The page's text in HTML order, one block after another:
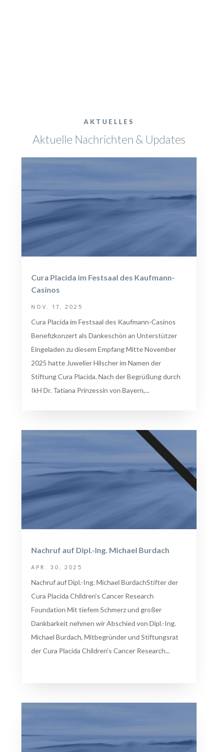
AKTUELLES
Aktuelle Nachrichten & Updates
Cura Placida im Festsaal des Kaufmann-
Casinos
NOV. 17, 2025
Cura Placida im Festsaal des Kaufmann-Casinos
Benefizkonzert als Dankeschön an Unterstützer
Eingeladen zu diesem Empfang Mitte November
2025 hatte Juwelier Hilscher im Namen der
Stiftung Cura Placida. Nach der Begrüßung durch
IkH Dr. Tatiana Prinzessin von Bayern,...
Nachruf auf Dipl.-Ing. Michael Burdach
APR. 30, 2025
Nachruf auf Dipl.-Ing. Michael BurdachStifter der
Cura Placida Children’s Cancer Research
Foundation Mit tiefem Schmerz und großer
Dankbarkeit nehmen wir Abschied von Dipl.-Ing.
Michael Burdach, Mitbegründer und Stiftungsrat
der Cura Placida Children’s Cancer Research...